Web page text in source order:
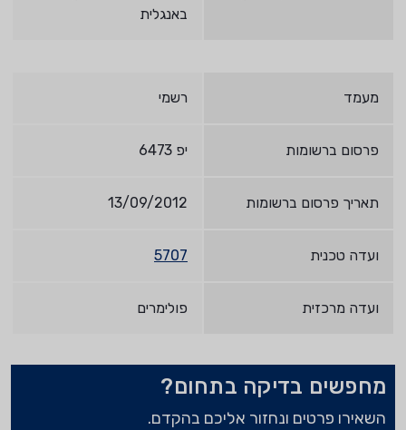
באנגלית
מעמד רשמי
פרסום ברשומות יפ 6473
תאריך פרסום ברשומות 13/09/2012
ועדה טכנית 5707
ועדה מרכזית פולימרים
מחפשים בדיקה בתחום?
השאירו פרטים ונחזור אליכם בהקדם.